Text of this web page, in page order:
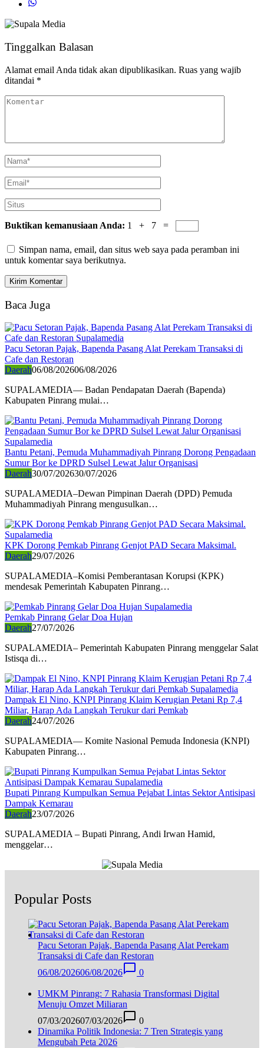
Tinggalkan Balasan
Alamat email Anda tidak akan dipublikasikan. Ruas yang wajib
ditandai *
Buktikan kemanusiaan Anda: 1 + 7 =
Simpan nama, email, dan situs web saya pada peramban ini
untuk komentar saya berikutnya.
Baca Juga
Pacu Setoran Pajak, Bapenda Pasang Alat Perekam Transaksi di
Cafe dan Restoran
Daerah06/08/202606/08/2026
SUPALAMEDIA— Badan Pendapatan Daerah (Bapenda)
Kabupaten Pinrang mulai…
Bantu Petani, Pemuda Muhammadiyah Pinrang Dorong Pengadaan
Sumur Bor ke DPRD Sulsel Lewat Jalur Organisasi
Daerah30/07/202630/07/2026
SUPALAMEDIA–Dewan Pimpinan Daerah (DPD) Pemuda
Muhammadiyah Pinrang mengusulkan…
KPK Dorong Pemkab Pinrang Genjot PAD Secara Maksimal.
Daerah29/07/2026
SUPALAMEDIA–Komisi Pemberantasan Korupsi (KPK)
mendesak Pemerintah Kabupaten Pinrang…
Pemkab Pinrang Gelar Doa Hujan
Daerah27/07/2026
SUPALAMEDIA– Pemerintah Kabupaten Pinrang menggelar Salat
Istisqa di…
Dampak El Nino, KNPI Pinrang Klaim Kerugian Petani Rp 7,4
Miliar, Harap Ada Langkah Terukur dari Pemkab
Daerah24/07/2026
SUPALAMEDIA— Komite Nasional Pemuda Indonesia (KNPI)
Kabupaten Pinrang…
Bupati Pinrang Kumpulkan Semua Pejabat Lintas Sektor Antisipasi
Dampak Kemarau
Daerah23/07/2026
SUPALAMEDIA – Bupati Pinrang, Andi Irwan Hamid,
menggelar…
Popular Posts
Pacu Setoran Pajak, Bapenda Pasang Alat Perekam
Transaksi di Cafe dan Restoran
06/08/202606/08/2026 0
UMKM Pinrang: 7 Rahasia Transformasi Digital
Menuju Omzet Miliaran
07/03/202607/03/2026
0
Dinamika Politik Indonesia: 7 Tren Strategis yang
Mengubah Peta 2026